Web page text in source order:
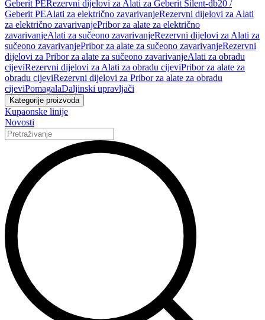
Geberit PERezervni dijelovi za Alati za Geberit Silent-db20 /
Geberit PEAlati za električno zavarivanjeRezervni dijelovi za Alati
za električno zavarivanjePribor za alate za električno
zavarivanjeAlati za sučeono zavarivanjeRezervni dijelovi za Alati za
sučeono zavarivanjePribor za alate za sučeono zavarivanjeRezervni
dijelovi za Pribor za alate za sučeono zavarivanjeAlati za obradu
cijeviRezervni dijelovi za Alati za obradu cijeviPribor za alate za
obradu cijeviRezervni dijelovi za Pribor za alate za obradu
cijeviPomagalaDaljinski upravljači
Kategorije proizvoda
Kupaonske linije
Novosti